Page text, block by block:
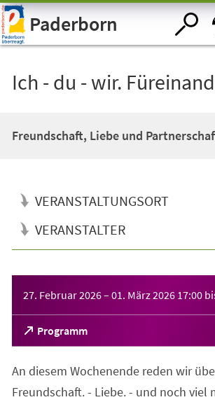
Visuelle
Assistenzsoftware
öffnen.Paderborn
Ich - du - wir.
Freundschaft, Liebe und
VERANSTALTUNGSORT
VERANSTALTER
27. Februar 2026– 01. März 2026 17:00
Programm
(Öffnet
in
neuen
An diesem Wochenende reden wir
Freundschaft. - Liebe. - und noch viel